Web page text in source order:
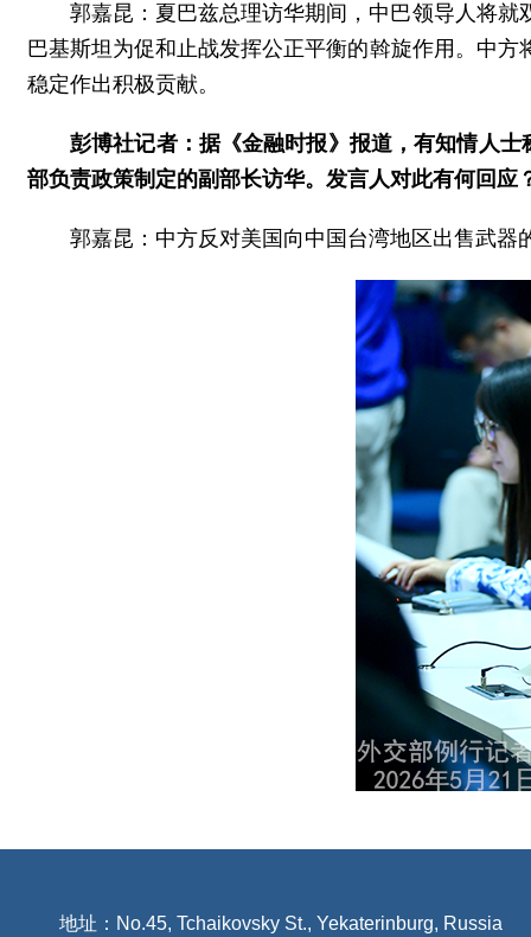
郭嘉昆：夏巴兹总理访华期间，中巴领导人将
巴基斯坦为促和止战发挥公正平衡的斡旋作用。中
稳定作出积极贡献。
彭博社记者：据《金融时报》报道，有知情人
部负责政策制定的副部长访华。发言人对此有何回应
郭嘉昆：中方反对美国向中国台湾地区出售武
地址：No.45, Tchaikovsky St., Yekaterinburg, Russia